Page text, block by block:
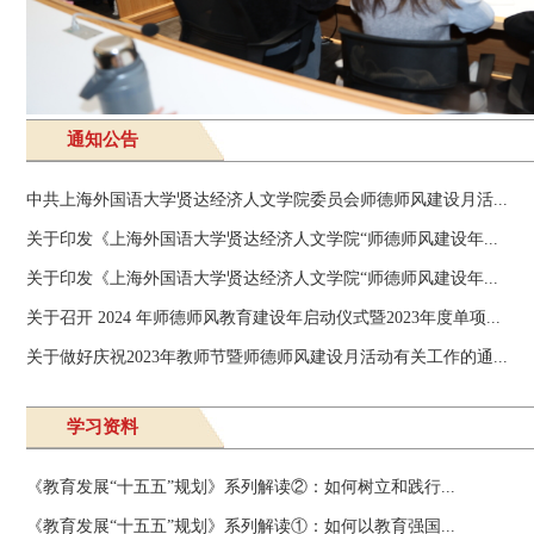
通知公告
中共上海外国语大学贤达经济人文学院委员会师德师风建设月活...
关于印发《上海外国语大学贤达经济人文学院“师德师风建设年...
关于印发《上海外国语大学贤达经济人文学院“师德师风建设年...
关于召开 2024 年师德师风教育建设年启动仪式暨2023年度单项...
关于做好庆祝2023年教师节暨师德师风建设月活动有关工作的通...
学习资料
《教育发展“十五五”规划》系列解读②：如何树立和践行...
《教育发展“十五五”规划》系列解读①：如何以教育强国...